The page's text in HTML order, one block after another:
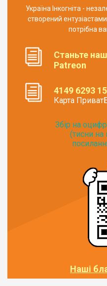
Україна Інкогніта -
створений
потрібна
Станьте
Patreon
4149 6293
Карта
Збір на
(тисни на
Наші